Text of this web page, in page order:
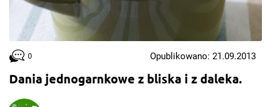
Dania jednogarnkowe z bliska i z daleka.
0 Opublikowano: 21.09.2013